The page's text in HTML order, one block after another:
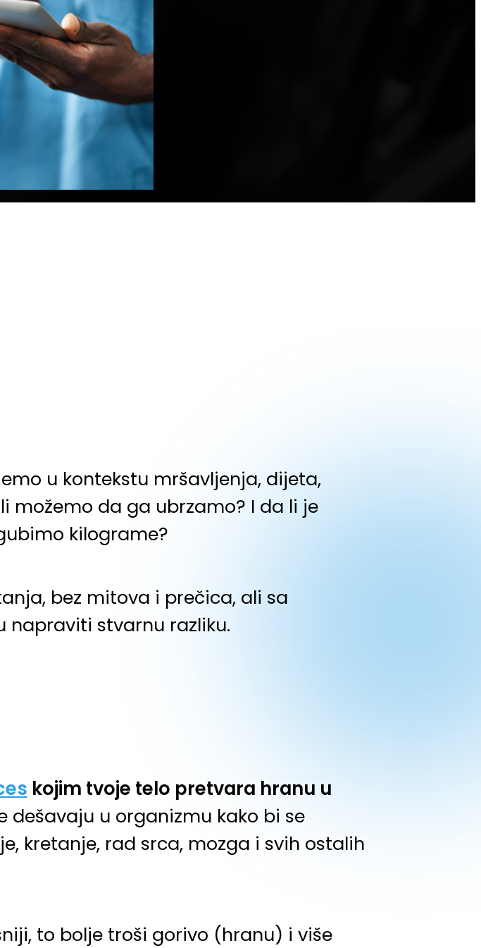
u kontekstu mršavljenja, dijeta,
možemo da ga ubrzamo? I da li je
kilograme?
bez mitova i prečica, ali sa
napraviti stvarnu razliku.
kojim tvoje telo pretvara hranu u
dešavaju u organizmu kako bi se
kretanje, rad srca, mozga i svih ostalih
to bolje troši gorivo (hranu) i više